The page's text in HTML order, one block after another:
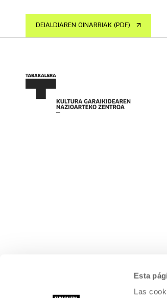
Esta
Las
DEIALDIAREN OINARRIAK (PDF)